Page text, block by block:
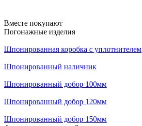
Вместе покупают
Погонажные изделия
Шпонированная коробка с уплотнителем
Шпонированный наличник
Шпонированный добор 100мм
Шпонированный добор 120мм
Шпонированный добор 150мм